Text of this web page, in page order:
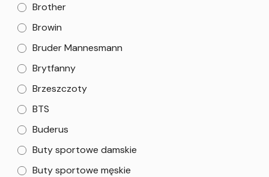
Brother
Browin
Bruder Mannesmann
Brytfanny
Brzeszczoty
BTS
Buderus
Buty sportowe damskie
Buty sportowe męskie